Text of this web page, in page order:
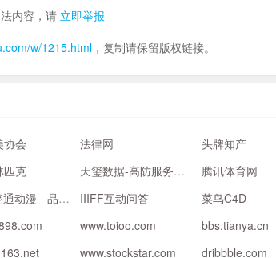
内容，请 立即举报
w/1215.html ，复制请保留版权链接。
协会 法律网 头牌知产
匹克 天玺数据-高防服务器,云堤清洗 腾讯体育网
XTone翔通动漫 - 品牌故事网 IIIFF互动问答 菜鸟C4D
www.toioo.com bbs.tianya.cn
www.stockstar.com dribbble.com